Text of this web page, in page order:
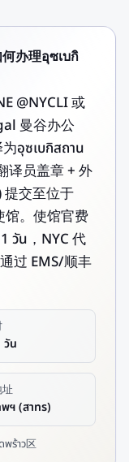
办理อุซเบกิ
@NYCLI 或
曼谷办公
อุซเบกิสถาน
译员盖章 + 外
提交至位于
馆。使馆官费
วัน，NYC 代
过 EMS/顺丰
วัน
ฯ (สาทร)
พร้าว区